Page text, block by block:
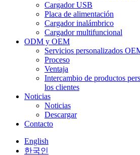
Cargador USB
Placa de alimentación
Cargador inalámbrico
Cargador multifuncional
ODM y OEM
Servicios personalizados
Proceso
Ventaja
Intercambio de productos
los clientes
Noticias
Noticias
Descargar
Contacto
English
한국인